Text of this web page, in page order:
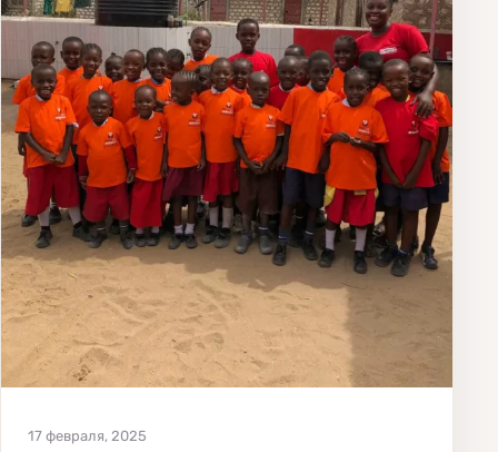
17 февраля, 2025